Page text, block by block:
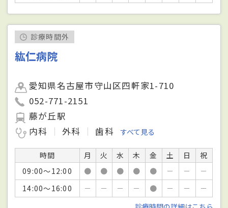
診療時間外
紘仁病院
愛知県名古屋市守山区四軒家1-710
052-771-2151
藤が丘駅
内科
外科 歯科 すべて見る
時間 月 火 水 木 金 土 日
祝
09:00～12:00
● ● ● ● ● － －
－
14:00～16:00
－ － － － ● － －
－